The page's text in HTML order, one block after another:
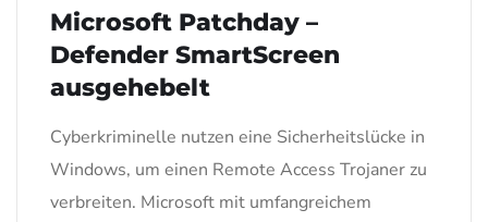
Microsoft Patchday –
Defender SmartScreen
ausgehebelt
Cyberkriminelle nutzen eine Sicherheitslücke in
Windows, um einen Remote Access Trojaner zu
verbreiten. Microsoft mit umfangreichem